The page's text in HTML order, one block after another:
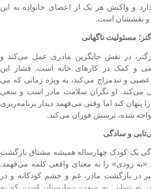
و واکنش هر یک از اعضای خانواده به این
و نقششان است.
مسئولیت ناگهانی
در نقش جایگزین مادری عمل می‌کند و
و کمک در کارهای خانه است. فشار این
و تندمزاج می‌کند، به ویژه زمانی که می
می‌کند. او نگران سلامت مادر است و سعی
کند اما وقتی می‌فهمد دیدار برنامه‌ریزی
شده، ترسش فوران می‌کند.
و سادگی
یک کودک چهارساله همیشه مشتاق بازگشت
زودی» را به معنای واقعی کلمه می‌فهمد.
در بازگشت مادر، غم و خشم کودکانه و در